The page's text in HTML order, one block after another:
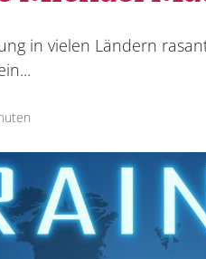
in vielen Ländern